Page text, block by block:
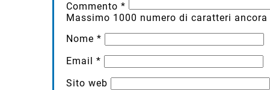
Commento *
Massimo 1000 numero di caratteri
Nome *
Email *
Sito web